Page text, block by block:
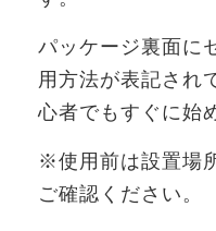
パッケージ裏面に
用方法が表記され
心者でもすぐに始
※使用前は設置場
ご確認ください。